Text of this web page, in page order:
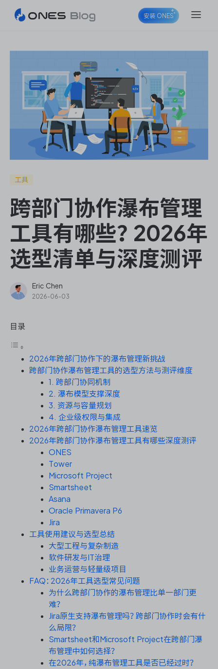
ONES Project
ONES Wiki
ONES Desk
ONES Assistant
测试管理
研发效能管理
资源和工时管理
服务台和工单管理
IPD 研发管理
ASPICE 研发管理
安装 ONES
工具
跨部门协作瀑布管理
工具有哪些？2026年
选型清单与深度测评
Eric Chen
2026-06-03
目录
2026年跨部门协作下的瀑布管理新挑战
跨部门协作瀑布管理工具的选型方法与测评维度
1. 跨部门协同机制
2. 瀑布模型支撑深度
3. 资源与容量规划
4. 企业级权限与集成
2026年跨部门协作瀑布管理工具速览
2026年跨部门协作瀑布管理工具有哪些深度测评
ONES
Tower
Microsoft Project
Smartsheet
Asana
Oracle Primavera P6
Jira
工具使用建议与选型总结
大型工程与复杂制造
软件研发与IT治理
业务运营与轻量级项目
FAQ：2026年工具选型常见问题
为什么跨部门协作的瀑布管理比单一部门更
难？
Jira原生支持瀑布管理吗？跨部门协作时会有什
么局限？
Smartsheet和Microsoft Project在跨部门瀑
布管理中如何选择？
在2026年，纯瀑布管理工具是否已经过时？